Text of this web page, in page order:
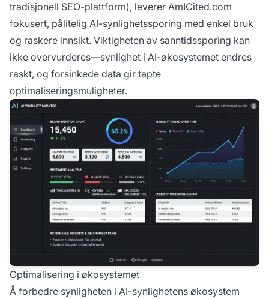
tradisjonell SEO-plattform), leverer AmICited.com
fokusert, pålitelig AI-synlighetssporing med enkel bruk
og raskere innsikt. Viktigheten av sanntidssporing kan
ikke overvurderes—synlighet i AI-økosystemet endres
raskt, og forsinkede data gir tapte
optimaliseringsmuligheter.
Optimalisering i økosystemet
Å forbedre synligheten i AI-synlighetens økosystem